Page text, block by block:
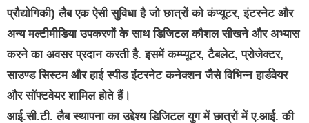
प्रौद्योगिकी) लैब एक ऐसी सुविधा है जो छात्रों को कंप्यूटर, इंटरनेट और
अन्य मल्टीमीडिया उपकरणों के साथ डिजिटल कौशल सीखने और अभ्यास
करने का अवसर प्रदान करती है. इसमें कम्प्यूटर, टैबलेट, प्रोजेक्टर,
साउण्ड सिस्टम और हाई स्पीड इंटरनेट कनेक्शन जैसे विभिन्न हार्डवेयर
और सॉफ्टवेयर शामिल होते हैं।
आई.सी.टी. लैब स्थापना का उद्देश्य डिजिटल युग में छात्रों में ए.आई. की